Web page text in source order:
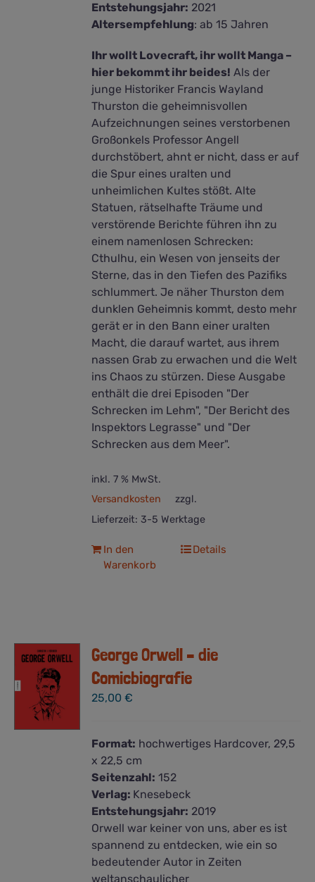
Entstehungsjahr: 2021
Altersempfehlung: ab 15 Jahren
Ihr wollt Lovecraft, ihr wollt Manga –
hier bekommt ihr beides! Als der
junge Historiker Francis Wayland
Thurston die geheimnisvollen
Aufzeichnungen seines verstorbenen
Großonkels Professor Angell
durchstöbert, ahnt er nicht, dass er auf
die Spur eines uralten und
unheimlichen Kultes stößt. Alte
Statuen, rätselhafte Träume und
verstörende Berichte führen ihn zu
einem namenlosen Schrecken:
Cthulhu, ein Wesen von jenseits der
Sterne, das in den Tiefen des Pazifiks
schlummert. Je näher Thurston dem
dunklen Geheimnis kommt, desto mehr
gerät er in den Bann einer uralten
Macht, die darauf wartet, aus ihrem
nassen Grab zu erwachen und die Welt
ins Chaos zu stürzen. Diese Ausgabe
enthält die drei Episoden "Der
Schrecken im Lehm", "Der Bericht des
Inspektors Legrasse" und "Der
Schrecken aus dem Meer".
inkl. 7 % MwSt.
zzgl.
Versandkosten
Lieferzeit: 3-5 Werktage
In den
Warenkorb
Details
George Orwell – die
Comicbiografie
25,00€
Format: hochwertiges Hardcover, 29,5
x 22,5 cm
Seitenzahl: 152
Verlag: Knesebeck
Entstehungsjahr: 2019
Orwell war keiner von uns, aber es ist
spannend zu entdecken, wie ein so
bedeutender Autor in Zeiten
weltanschaulicher